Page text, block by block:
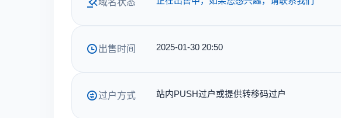
域名状态
出售时间 2025-01-30 20:50
过户方式 站内PUSH过户或提供转移码过户